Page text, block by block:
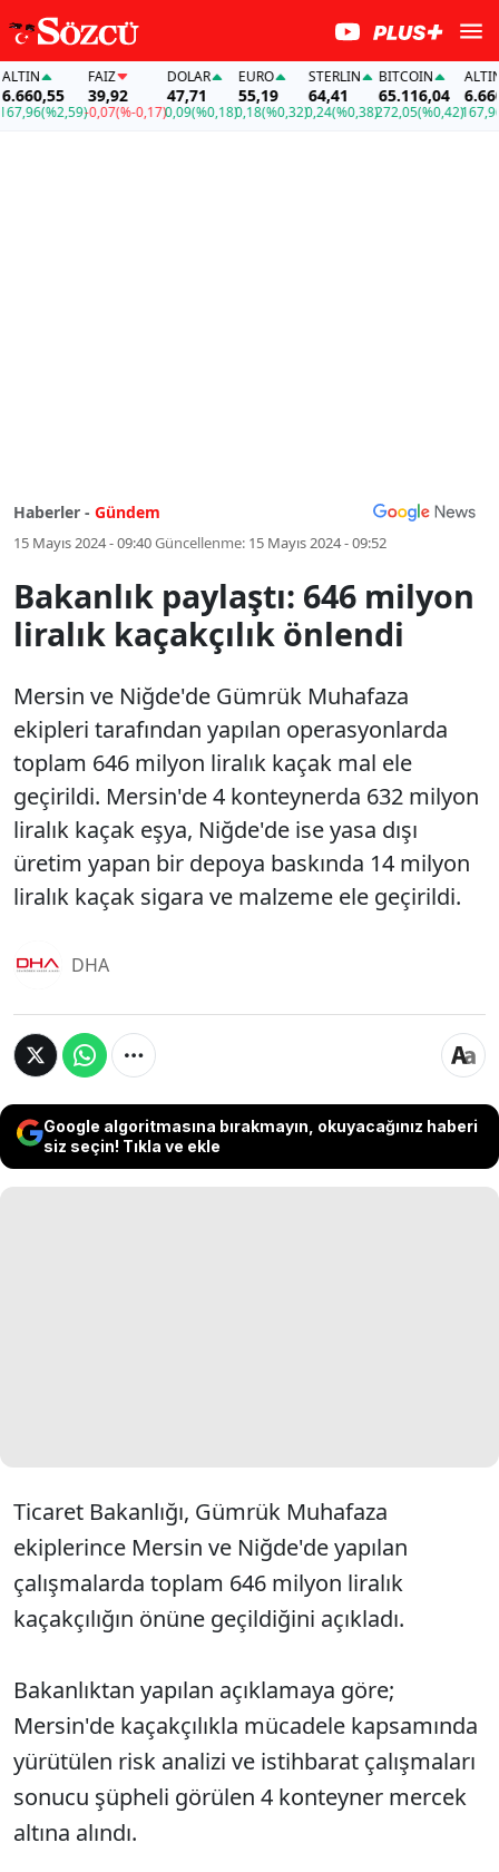
(%2,59)
FAİZ
39,92
-0,07(%-0,17)
DOLAR
47,71
0,09(%0,18)
EURO
55,19
0,18(%0,32)
STERLIN
64,41
0,24(%0,38)
BITCOIN
65.116,04
272,05(%0,42)
ALTIN
167,96
Haberler - Gündem
15 Mayıs 2024 - 09:40Güncellenme: 15 Mayıs 2024 - 09:52
Bakanlık paylaştı: 646 milyon
liralık kaçakçılık önlendi
Mersin ve Niğde'de Gümrük Muhafaza
ekipleri tarafından yapılan operasyonlarda
toplam 646 milyon liralık kaçak mal ele
geçirildi. Mersin'de 4 konteynerda 632 milyon
liralık kaçak eşya, Niğde'de ise yasa dışı
üretim yapan bir depoya baskında 14 milyon
liralık kaçak sigara ve malzeme ele geçirildi.
DHA
Google algoritmasına bırakmayın, okuyacağınız haberi
siz seçin! Tıkla ve ekle
Ticaret Bakanlığı, Gümrük Muhafaza
ekiplerince Mersin ve Niğde'de yapılan
çalışmalarda toplam 646 milyon liralık
kaçakçılığın önüne geçildiğini açıkladı.
Bakanlıktan yapılan açıklamaya göre;
Mersin'de kaçakçılıkla mücadele kapsamında
yürütülen risk analizi ve istihbarat çalışmaları
sonucu şüpheli görülen 4 konteyner mercek
altına alındı.